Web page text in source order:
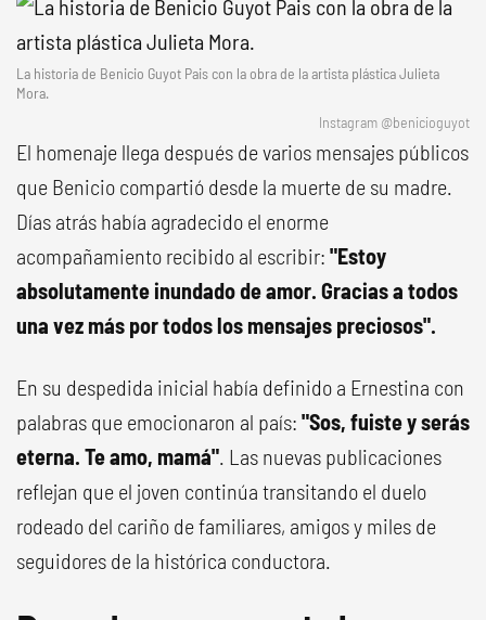
La historia de Benicio Guyot Pais con la obra de la artista plástica Julieta
Mora.
Instagram @benicioguyot
El homenaje llega después de varios mensajes públicos
que Benicio compartió desde la muerte de su madre.
Días atrás había agradecido el enorme
acompañamiento recibido al escribir: "Estoy
absolutamente inundado de amor. Gracias a todos
una vez más por todos los mensajes preciosos".
En su despedida inicial había definido a Ernestina con
palabras que emocionaron al país: "Sos, fuiste y serás
eterna. Te amo, mamá". Las nuevas publicaciones
reflejan que el joven continúa transitando el duelo
rodeado del cariño de familiares, amigos y miles de
seguidores de la histórica conductora.